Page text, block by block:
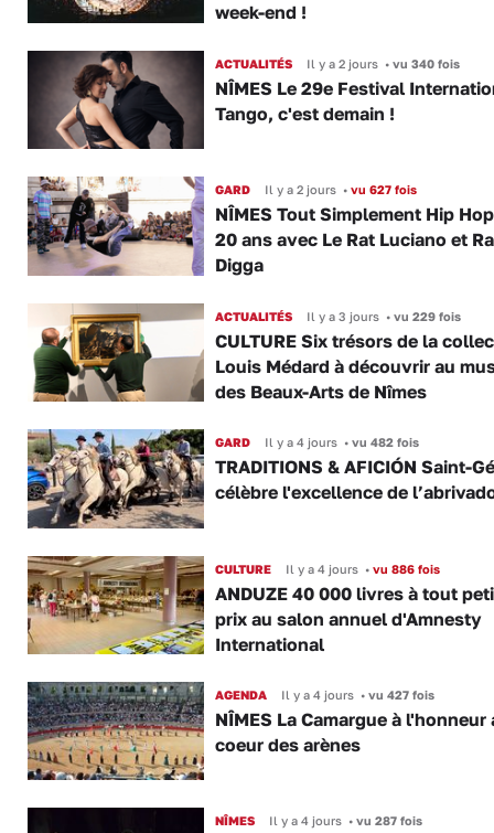
week-end !
ACTUALITÉS Il y a 2 jours •vu 340 fois
NÎMES Le 29e Festival
Tango, c'est demain !
GARD Il y a 2 jours •vu 627 fois
NÎMES Tout Simplement Hip
20 ans avec Le Rat Luciano et
Digga
ACTUALITÉS Il y a 3 jours •vu 229 fois
CULTURE Six trésors de la
Louis Médard à découvrir au
des Beaux-Arts de Nîmes
GARD Il y a 4 jours •vu 482 fois
TRADITIONS & AFICIÓN Saint-
célèbre l'excellence de
CULTURE Il y a 4 jours •vu 886 fois
ANDUZE 40 000 livres à tout
prix au salon annuel d'Amnesty
International
AGENDA Il y a 4 jours •vu 427 fois
NÎMES La Camargue à l'honneur
coeur des arènes
NÎMES Il y a 4 jours •vu 287 fois